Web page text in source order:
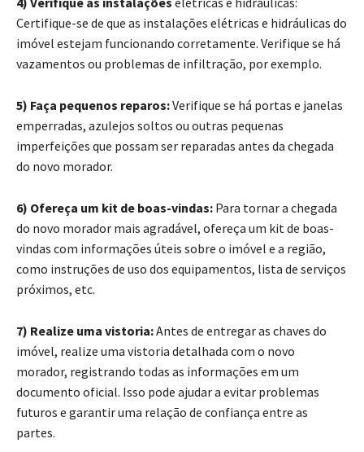
Certifique-se de que as instalações elétricas e hidráulicas do
imóvel estejam funcionando corretamente. Verifique se há
vazamentos ou problemas de infiltração, por exemplo.
5) Faça pequenos reparos:Verifique se há portas e janelas
emperradas, azulejos soltos ou outras pequenas
imperfeições que possam ser reparadas antes da chegada
do novo morador.
6) Ofereça um kit de boas-vindas: Para tornar a chegada
do novo morador mais agradável, ofereça um kit de boas-
vindas com informações úteis sobre o imóvel e a região,
como instruções de uso dos equipamentos, lista de serviços
próximos, etc.
7) Realize uma vistoria:Antes de entregar as chaves do
imóvel, realize uma vistoria detalhada com o novo
morador, registrando todas as informações em um
documento oficial. Isso pode ajudar a evitar problemas
futuros e garantir uma relação de confiança entre as
partes.